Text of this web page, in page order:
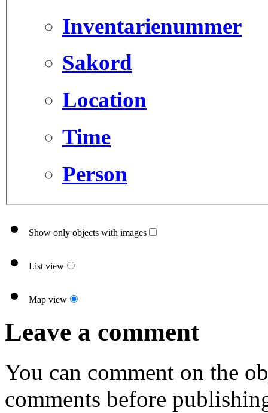
Inventarienummer
Sakord
Location
Time
Person
Show only objects with images
List view
Map view
Leave a comment
You can comment on the
comments before